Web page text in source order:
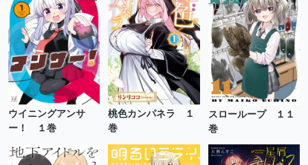
ウイニングアンサ
ー！ １巻
桃色カンパネラ １
巻
スローループ １１
巻